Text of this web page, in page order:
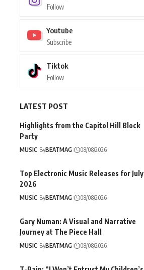
Follow
Youtube
Subscribe
Tiktok
Follow
LATEST POST
Highlights from the Capitol Hill Block
Party
MUSIC ByBEATMAG 08/08/2026
Top Electronic Music Releases for July
2026
MUSIC ByBEATMAG 08/08/2026
Gary Numan: A Visual and Narrative
Journey at The Piece Hall
MUSIC ByBEATMAG 08/08/2026